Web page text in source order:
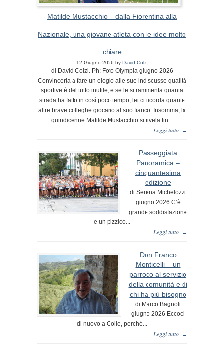
Matilde Mustacchio – dalla Fiorentina alla
Nazionale, una giovane atleta con le idee molto
chiare
12 Giugno 2026 by David Colzi
di David Colzi. Ph: Foto Olympia giugno 2026
Convincerla a fare un elogio alle sue indiscusse qualità
sportive è del tutto inutile; e se le si rammenta quanta
strada ha fatto in così poco tempo, lei ci ricorda quante
altre brave colleghe giocano al suo fianco. Insomma, la
quindicenne Matilde Mustacchio si rivela fin...
Leggi tutto →
Passeggiata
Panoramica –
cinquantesima
edizione
di Serena Michelozzi
giugno 2026 C’è
grande soddisfazione
e un pizzico...
Leggi tutto →
Don Franco
Monticelli – un
parroco al servizio
della comunità e di
chi ha più bisogno
di Marco Bagnoli
giugno 2026 Eccoci
di nuovo a Colle, perché...
Leggi tutto →